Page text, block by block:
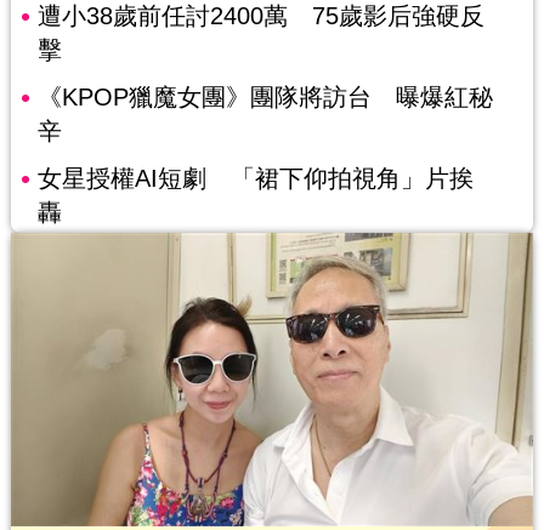
遭小38歲前任討2400萬 75歲影后強硬反
擊
《KPOP獵魔女團》團隊將訪台 曝爆紅秘
辛
女星授權AI短劇 「裙下仰拍視角」片挨
轟